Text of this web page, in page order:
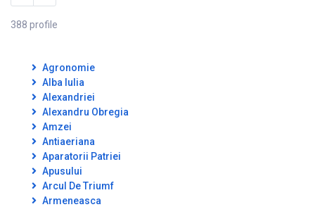
388 profile
Agronomie
Alba Iulia
Alexandriei
Alexandru Obregia
Amzei
Antiaeriana
Aparatorii Patriei
Apusului
Arcul De Triumf
Armeneasca